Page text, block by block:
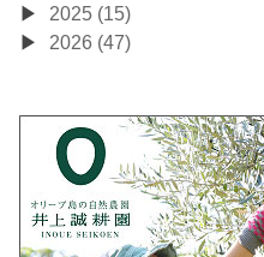
2025 (15)
2026 (47)